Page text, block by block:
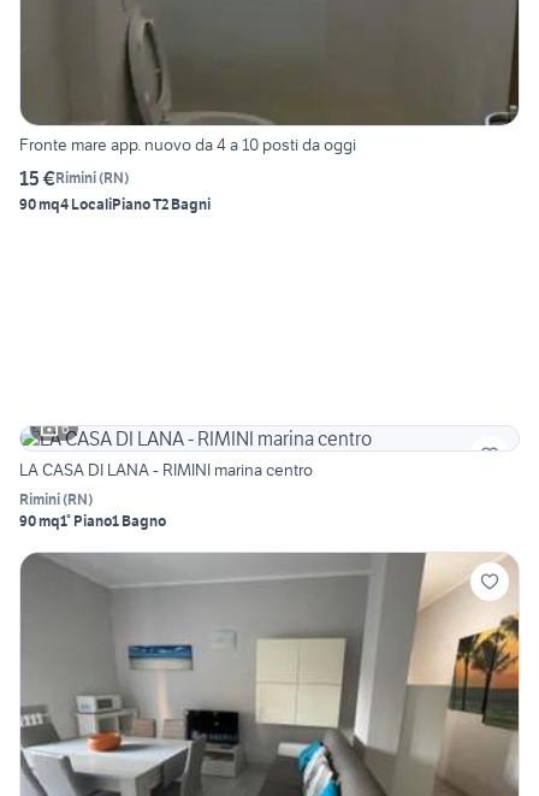
Fronte mare app. nuovo da 4 a 10 posti da oggi
15 €Rimini(RN)
90 mq4 LocaliPiano T2 Bagni
6
LA CASA DI LANA - RIMINI marina centro
Rimini(RN)
90 mq1° Piano1 Bagno